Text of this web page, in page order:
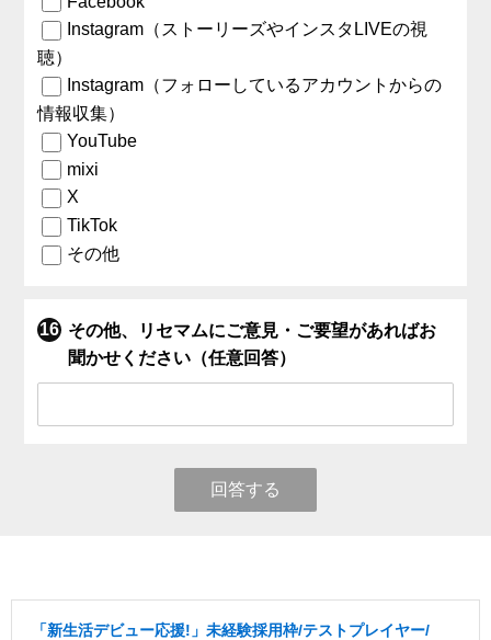
Instagram（ストーリーズやインスタLIVEの視
聴）
Instagram（フォローしているアカウントからの
情報収集）
YouTube
mixi
X
TikTok
その他
その他、リセマムにご意見・ご要望があればお
聞かせください（任意回答）
回答する
「新生活デビュー応援!」未経験採用枠/テストプレイヤー/